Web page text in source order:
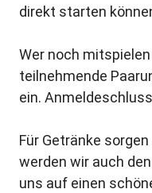
direkt starten
Wer noch
teilnehmende
ein.
Für Getränke
werden wir auch
uns auf einen